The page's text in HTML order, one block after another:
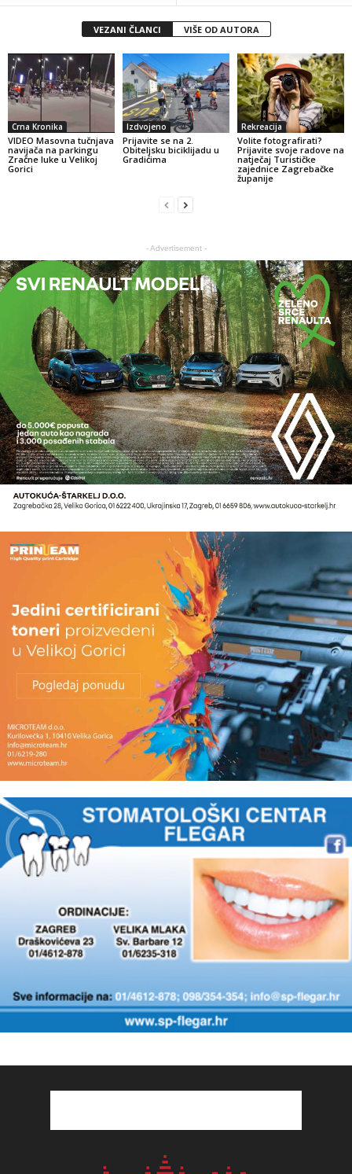
VEZANI ČLANCI VIŠE OD AUTORA
Crna Kronika
VIDEO Masovna tučnjava
navijača na parkingu
Zračne luke u Velikoj
Gorici
Izdvojeno
Prijavite se na 2.
Obiteljsku biciklijadu u
Gradićima
Rekreacija
Volite fotografirati?
Prijavite svoje radove na
natječaj Turističke
zajednice Zagrebačke
županije
- Advertisement -